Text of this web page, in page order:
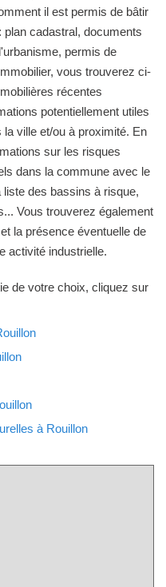
il est permis de bâtir
cadastral, documents
permis de
vous trouverez ci-
récentes
potentiellement utiles
ville et/ou à proximité. En
sur les risques
dans la commune avec le
des bassins à risque,
Vous trouverez également
la présence éventuelle de
activité industrielle.
de votre choix, cliquez sur
à Rouillon